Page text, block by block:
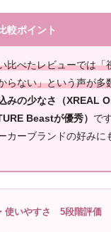
較ポイント
比べたレビューでは「
らない」という声が多
みの少なさ（XREAL
Beastが優秀） で
カーブランドの好みに
使いやすさ 5段階評価